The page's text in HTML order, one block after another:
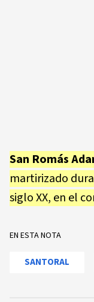
San Romás
martirizado
siglo XX, en el
EN ESTA NOTA
SANTORAL